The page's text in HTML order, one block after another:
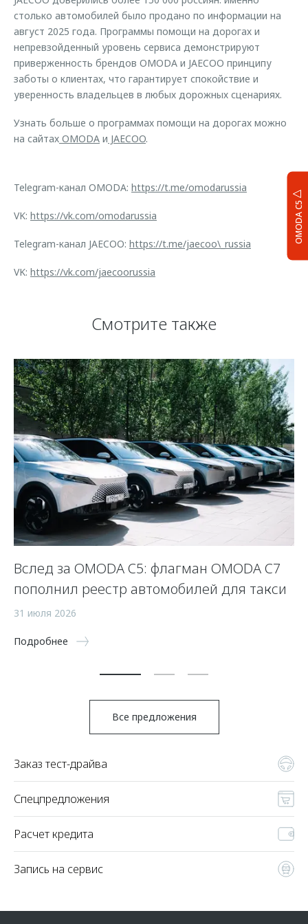
OMODA C5
столько автомобилей было продано по информации на
август 2025 года. Программы помощи на дорогах и
непревзойденный уровень сервиса демонстрируют
приверженность брендов OMODA и JAECOO принципу
заботы о клиентах, что гарантирует спокойствие и
уверенность владельцев в любых дорожных сценариях.
Узнать больше о программах помощи на дорогах можно
на сайтах OMODA и JAECOO.
Telegram-канал OMODA: https://t.me/omodarussia
VK: https://vk.com/omodarussia
Telegram-канал JAECOO: https://t.me/jaecoo\_russia
VK: https://vk.com/jaecoorussia
Смотрите также
Вслед за OMODA C5: флагман OMODA C7
пополнил реестр автомобилей для такси
31 июля 2026
Подробнее
Все предложения
Заказ тест-драйва
Спецпредложения
Расчет кредита
Запись на сервис